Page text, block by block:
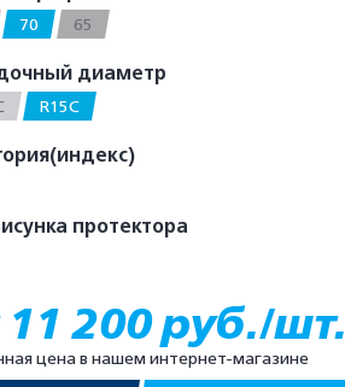
70 65
диаметр
R15C
протектора
11 200 руб./шт.
цена в нашем интернет-магазине